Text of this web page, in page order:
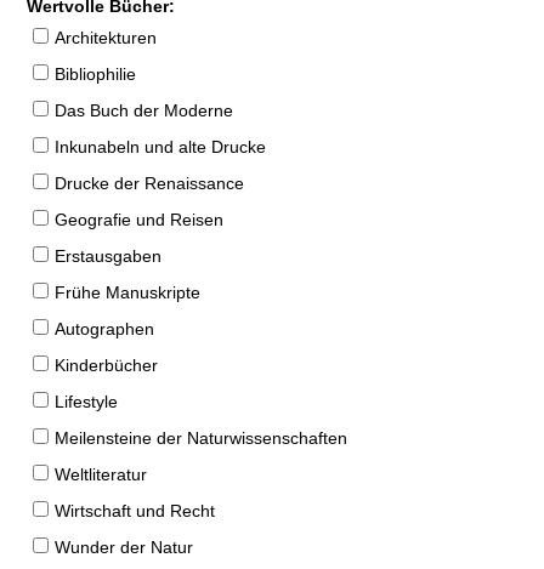
Wertvolle Bücher:
Architekturen
Bibliophilie
Das Buch der Moderne
Inkunabeln und alte Drucke
Drucke der Renaissance
Geografie und Reisen
Erstausgaben
Frühe Manuskripte
Autographen
Kinderbücher
Lifestyle
Meilensteine der Naturwissenschaften
Weltliteratur
Wirtschaft und Recht
Wunder der Natur